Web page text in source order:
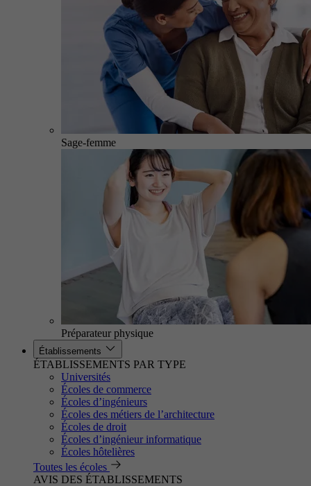
Sage-femme
Préparateur physique
Établissements
ÉTABLISSEMENTS PAR TYPE
Universités
Écoles de commerce
Écoles d’ingénieurs
Écoles des métiers de l’architecture
Écoles de droit
Écoles d’ingénieur informatique
Écoles hôtelières
Toutes les écoles
AVIS DES ÉTABLISSEMENTS